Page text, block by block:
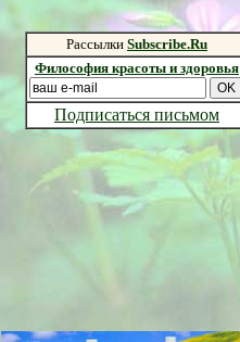
Рассылки Subscribe.Ru
Философия красоты и здоровья
Подписаться письмом